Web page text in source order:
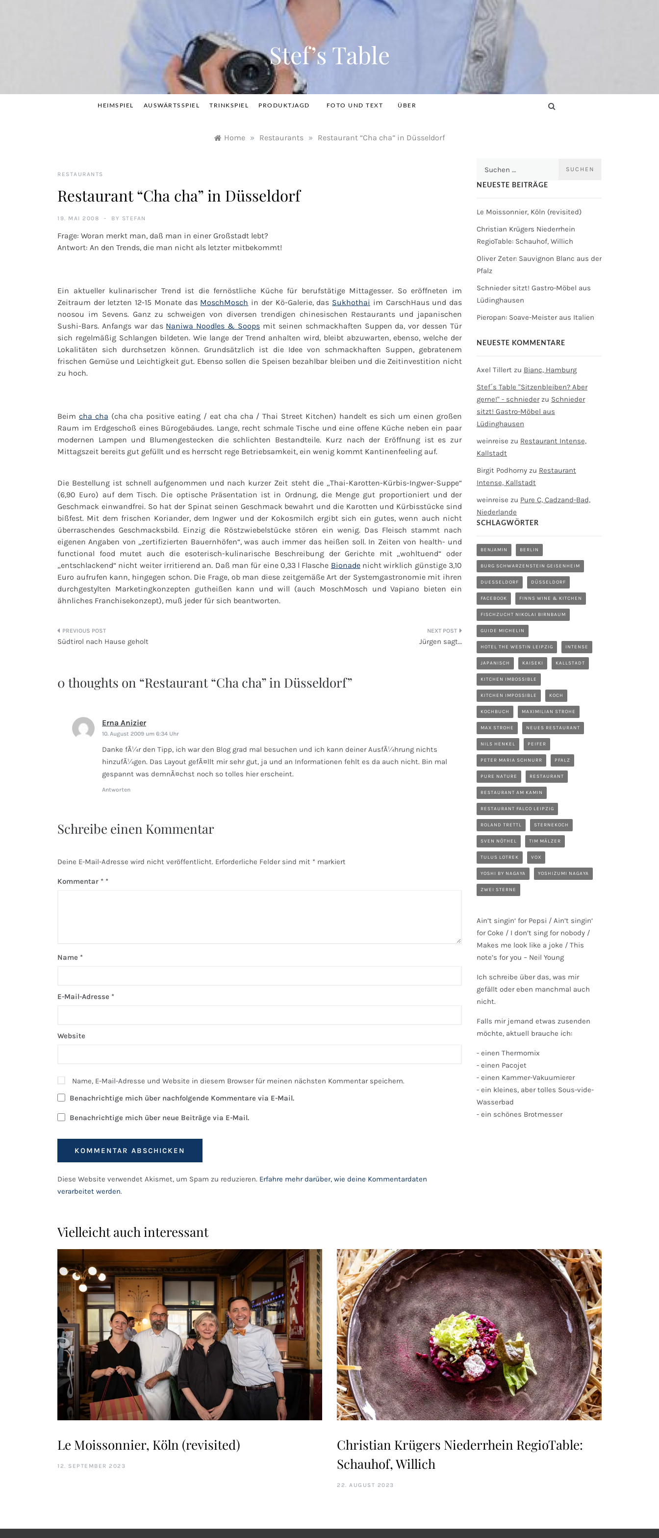
Stef’s Table
HEIMSPIEL AUSWÄRTSSPIEL TRINKSPIEL PRODUKTJAGD FOTO UND TEXT ÜBER
Home » Restaurants » Restaurant “Cha cha” in Düsseldorf
RESTAURANTS
Restaurant “Cha cha” in Düsseldorf
19. MAI 2008 BY STEFAN
Frage: Woran merkt man, daß man in einer Großstadt lebt?
Antwort: An den Trends, die man nicht als letzter mitbekommt!
Ein aktueller kulinarischer Trend ist die fernöstliche Küche für berufstätige Mittagesser. So eröffneten im
Zeitraum der letzten 12-15 Monate das MoschMosch in der Kö-Galerie, das Sukhothai im CarschHaus und das
noosou im Sevens. Ganz zu schweigen von diversen trendigen chinesischen Restaurants und japanischen
Sushi-Bars. Anfangs war das Naniwa Noodles & Soops mit seinen schmackhaften Suppen da, vor dessen Tür
sich regelmäßig Schlangen bildeten. Wie lange der Trend anhalten wird, bleibt abzuwarten, ebenso, welche der
Lokalitäten sich durchsetzen können. Grundsätzlich ist die Idee von schmackhaften Suppen, gebratenem
frischen Gemüse und Leichtigkeit gut. Ebenso sollen die Speisen bezahlbar bleiben und die Zeitinvestition nicht
zu hoch.
Beim cha cha (cha cha positive eating / eat cha cha / Thai Street Kitchen) handelt es sich um einen großen
Raum im Erdgeschoß eines Bürogebäudes. Lange, recht schmale Tische und eine offene Küche neben ein paar
modernen Lampen und Blumengestecken die schlichten Bestandteile. Kurz nach der Eröffnung ist es zur
Mittagszeit bereits gut gefüllt und es herrscht rege Betriebsamkeit, ein wenig kommt Kantinenfeeling auf.
Die Bestellung ist schnell aufgenommen und nach kurzer Zeit steht die „Thai-Karotten-Kürbis-Ingwer-Suppe“
(6,90 Euro) auf dem Tisch. Die optische Präsentation ist in Ordnung, die Menge gut proportioniert und der
Geschmack einwandfrei. So hat der Spinat seinen Geschmack bewahrt und die Karotten und Kürbisstücke sind
bißfest. Mit dem frischen Koriander, dem Ingwer und der Kokosmilch ergibt sich ein gutes, wenn auch nicht
überraschendes Geschmacksbild. Einzig die Röstzwiebelstücke stören ein wenig. Das Fleisch stammt nach
eigenen Angaben von „zertifizierten Bauernhöfen“, was auch immer das heißen soll. In Zeiten von health- und
functional food mutet auch die esoterisch-kulinarische Beschreibung der Gerichte mit „wohltuend“ oder
„entschlackend“ nicht weiter irritierend an. Daß man für eine 0,33 l Flasche Bionadenicht wirklich günstige 3,10
Euro aufrufen kann, hingegen schon. Die Frage, ob man diese zeitgemäße Art der Systemgastronomie mit ihren
durchgestylten Marketingkonzepten gutheißen kann und will (auch MoschMosch und Vapiano bieten ein
ähnliches Franchisekonzept), muß jeder für sich beantworten.
Beitragsnavigation
Südtirol nach Hause geholt Jürgen sagt…
0 thoughts on “Restaurant “Cha cha” in Düsseldorf”
Erna Anizier
10. August 2009 um 6:34 Uhr
Danke fÃ¼r den Tipp, ich war den Blog grad mal besuchen und ich kann deiner AusfÃ¼hrung nichts
hinzufÃ¼gen. Das Layout gefÃ¤llt mir sehr gut, ja und an Informationen fehlt es da auch nicht. Bin mal
gespannt was demnÃ¤chst noch so tolles hier erscheint.
Antworten
Schreibe einen Kommentar
Deine E-Mail-Adresse wird nicht veröffentlicht. Erforderliche Felder sind mit * markiert
Kommentar *
Name *
E-Mail-Adresse *
Website
Name, E-Mail-Adresse und Website in diesem Browser für meinen nächsten Kommentar speichern.
Benachrichtige mich über nachfolgende Kommentare via E-Mail.
Benachrichtige mich über neue Beiträge via E-Mail.
Diese Website verwendet Akismet, um Spam zu reduzieren. Erfahre mehr darüber, wie deine Kommentardaten
verarbeitet werden.
NEUESTE BEITRÄGE
Le Moissonnier, Köln (revisited)
Christian Krügers Niederrhein
RegioTable: Schauhof, Willich
Oliver Zeter: Sauvignon Blanc aus der
Pfalz
Schnieder sitzt! Gastro-Möbel aus
Lüdinghausen
Pieropan: Soave-Meister aus Italien
NEUESTE KOMMENTARE
Axel Tillert zu Bianc, Hamburg
Stef´s Table "Sitzenbleiben? Aber
gerne!" - schniederzu Schnieder
sitzt! Gastro-Möbel aus
Lüdinghausen
weinreise zu Restaurant Intense,
Kallstadt
Birgit Podhorny zu Restaurant
Intense, Kallstadt
weinreise zu Pure C, Cadzand-Bad,
Niederlande
SCHLAGWÖRTER
BENJAMIN BERLIN
BURG SCHWARZENSTEIN GEISENHEIM
DUESSELDORF DÜSSELDORF
FACEBOOK FINNS WINE & KITCHEN
FISCHZUCHT NIKOLAI BIRNBAUM
GUIDE MICHELIN
HOTEL THE WESTIN LEIPZIG INTENSE
JAPANISCH KAISEKI KALLSTADT
KITCHEN IMBOSSIBLE
KITCHEN IMPOSSIBLE KOCH
KOCHBUCH MAXIMILIAN STROHE
MAX STROHE NEUES RESTAURANT
NILS HENKEL PEIFER
PETER MARIA SCHNURR PFALZ
PURE NATURE RESTAURANT
RESTAURANT AM KAMIN
RESTAURANT FALCO LEIPZIG
ROLAND TRETTL STERNEKOCH
SVEN NÖTHEL TIM MÄLZER
TULUS LOTREK VOX
YOSHI BY NAGAYA YOSHIZUMI NAGAYA
ZWEI STERNE
Ain’t singin‘ for Pepsi / Ain’t singin‘
for Coke / I don’t sing for nobody /
Makes me look like a joke / This
note’s for you – Neil Young
Ich schreibe über das, was mir
gefällt oder eben manchmal auch
nicht.
Falls mir jemand etwas zusenden
möchte, aktuell brauche ich:
- einen Thermomix
- einen Pacojet
- einen Kammer-Vakuumierer
- ein kleines, aber tolles Sous-vide-
Wasserbad
- ein schönes Brotmesser
Vielleicht auch interessant
Le Moissonnier, Köln (revisited)
12. SEPTEMBER 2023
Christian Krügers Niederrhein RegioTable:
Schauhof, Willich
22. AUGUST 2023